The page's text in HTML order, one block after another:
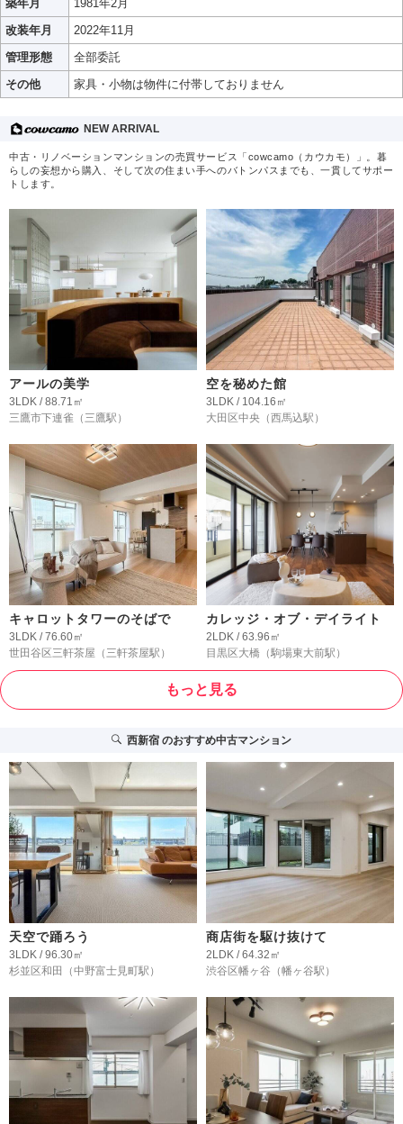
築年月
1981年2月
改装年月
2022年11月
管理形態
全部委託
その他
家具・小物は物件に付帯しておりません
NEW ARRIVAL
中古・リノベーションマンションの売買サービス「cowcamo（カウカモ）」。暮
らしの妄想から購入、そして次の住まい手へのバトンパスまでも、一貫してサポー
トします。
アールの美学
3LDK / 88.71㎡
三鷹市下連雀 （三鷹駅）
空を秘めた館
3LDK / 104.16㎡
大田区中央 （西馬込駅）
キャロットタワーのそばで
3LDK / 76.60㎡
世田谷区三軒茶屋 （三軒茶屋駅）
カレッジ・オブ・デイライト
2LDK / 63.96㎡
目黒区大橋 （駒場東大前駅）
もっと見る
西新宿のおすすめ中古マンション
天空で踊ろう
3LDK / 96.30㎡
杉並区和田
（中野富士見町駅）
商店街を駆け抜けて
2LDK / 64.32㎡
渋谷区幡ヶ谷 （幡ヶ谷駅）